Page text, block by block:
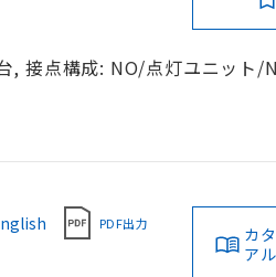
接点構成: NO/点灯ユニット/
PDF出力
カ
アル